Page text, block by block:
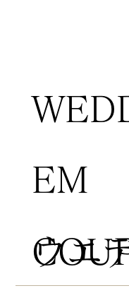
EM
ウエ